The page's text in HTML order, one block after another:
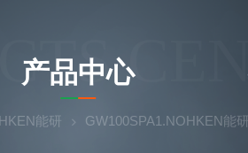
产品中心
能研 GW100SPA1.NOHKEN能